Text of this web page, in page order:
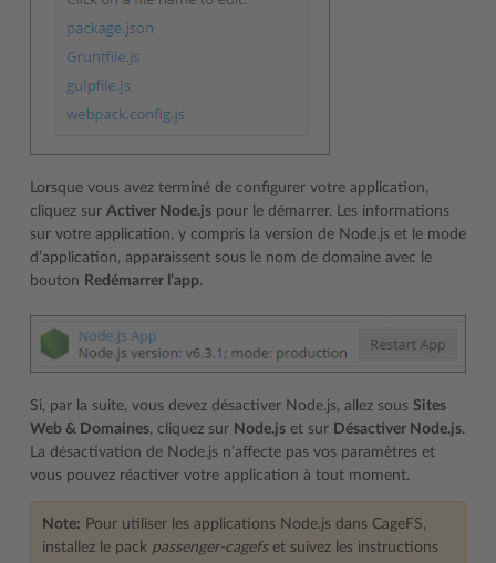
Lorsque vous avez terminé de configurer votre application,
cliquez sur Activer Node.js pour le démarrer. Les informations
sur votre application, y compris la version de Node.js et le mode
d’application, apparaissent sous le nom de domaine avec le
bouton Redémarrer l’app.
Si, par la suite, vous devez désactiver Node.js, allez sous Sites
Web & Domaines, cliquez sur Node.js et sur Désactiver Node.js.
La désactivation de Node.js n’affecte pas vos paramètres et
vous pouvez réactiver votre application à tout moment.
Note: Pour utiliser les applications Node.js dans CageFS,
installez le pack passenger-cagefset suivez les instructions